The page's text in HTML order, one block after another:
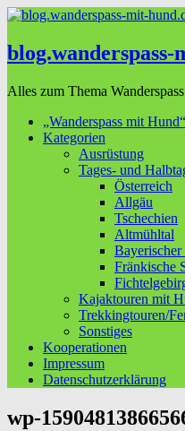
blog.wanderspass-
Alles zum Thema
„Wanderspass mit Hund“
Kategorien
Ausrüstung
Tages- und
Österreich
Allgäu
Tschechien
Altmühltal
Bayerischer
Fränkische
Kajaktouren mit
Trekkingtouren/
Sonstiges
Kooperationen
Impressum
Datenschutzerklärung
wp-